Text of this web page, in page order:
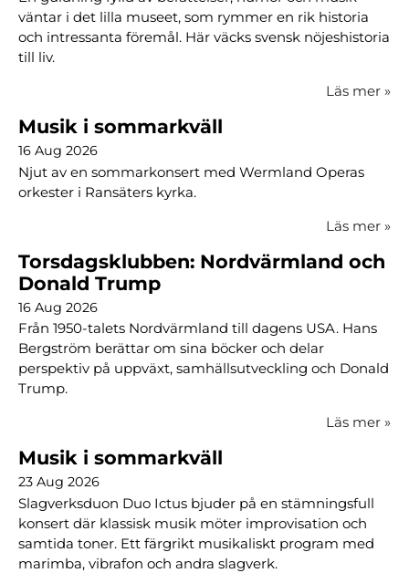
väntar i det lilla museet, som rymmer en rik historia
och intressanta föremål. Här väcks svensk nöjeshistoria
till liv.
Läs mer »
Musik i sommarkväll
16 Aug 2026
Njut av en sommarkonsert med Wermland Operas
orkester i Ransäters kyrka.
Läs mer »
Torsdagsklubben: Nordvärmland och
Donald Trump
16 Aug 2026
Från 1950-talets Nordvärmland till dagens USA. Hans
Bergström berättar om sina böcker och delar
perspektiv på uppväxt, samhällsutveckling och Donald
Trump.
Läs mer »
Musik i sommarkväll
23 Aug 2026
Slagverksduon Duo Ictus bjuder på en stämningsfull
konsert där klassisk musik möter improvisation och
samtida toner. Ett färgrikt musikaliskt program med
marimba, vibrafon och andra slagverk.